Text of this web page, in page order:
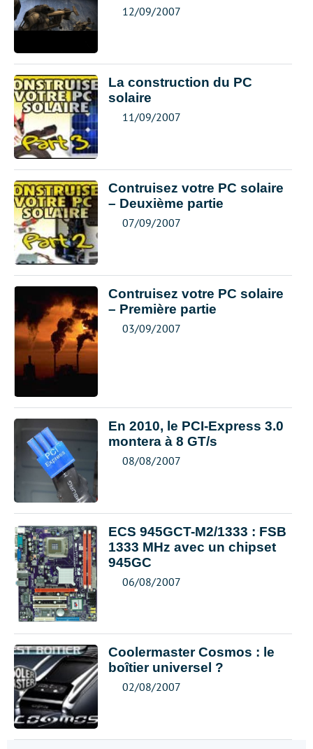
12/09/2007
La construction du PC
solaire
11/09/2007
Contruisez votre PC solaire
– Deuxième partie
07/09/2007
Contruisez votre PC solaire
– Première partie
03/09/2007
En 2010, le PCI-Express 3.0
montera à 8 GT/s
08/08/2007
ECS 945GCT-M2/1333 : FSB
1333 MHz avec un chipset
945GC
06/08/2007
Coolermaster Cosmos : le
boîtier universel ?
02/08/2007